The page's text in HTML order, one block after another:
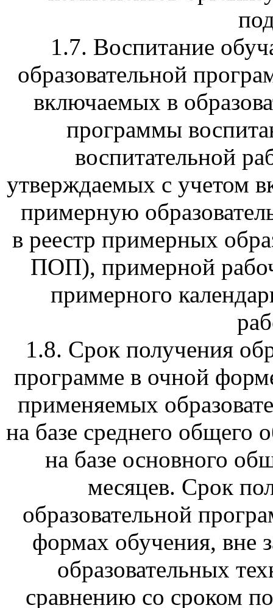
1.7. Воспитание
образовательной
включаемых в
программы
воспитательной
утверждаемых с учетом
примерную
в реестр примерных
ПОП), примерной
примерного
1.8. Срок получения
программе в очной
применяемых
на базе среднего общего
на базе основного
месяцев. Срок
образовательной
формах обучения, вне
образовательных
сравнению со сроком